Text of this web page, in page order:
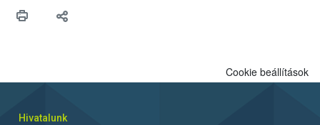
Cookie beállítások
Hivatalunk